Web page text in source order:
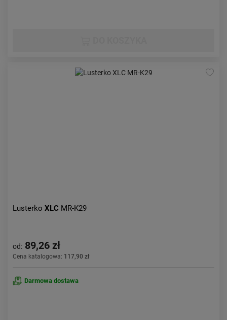
Lusterko XLC MR-K29
od: 89,26 zł
Cena katalogowa: 117,90 zł
Darmowa dostawa